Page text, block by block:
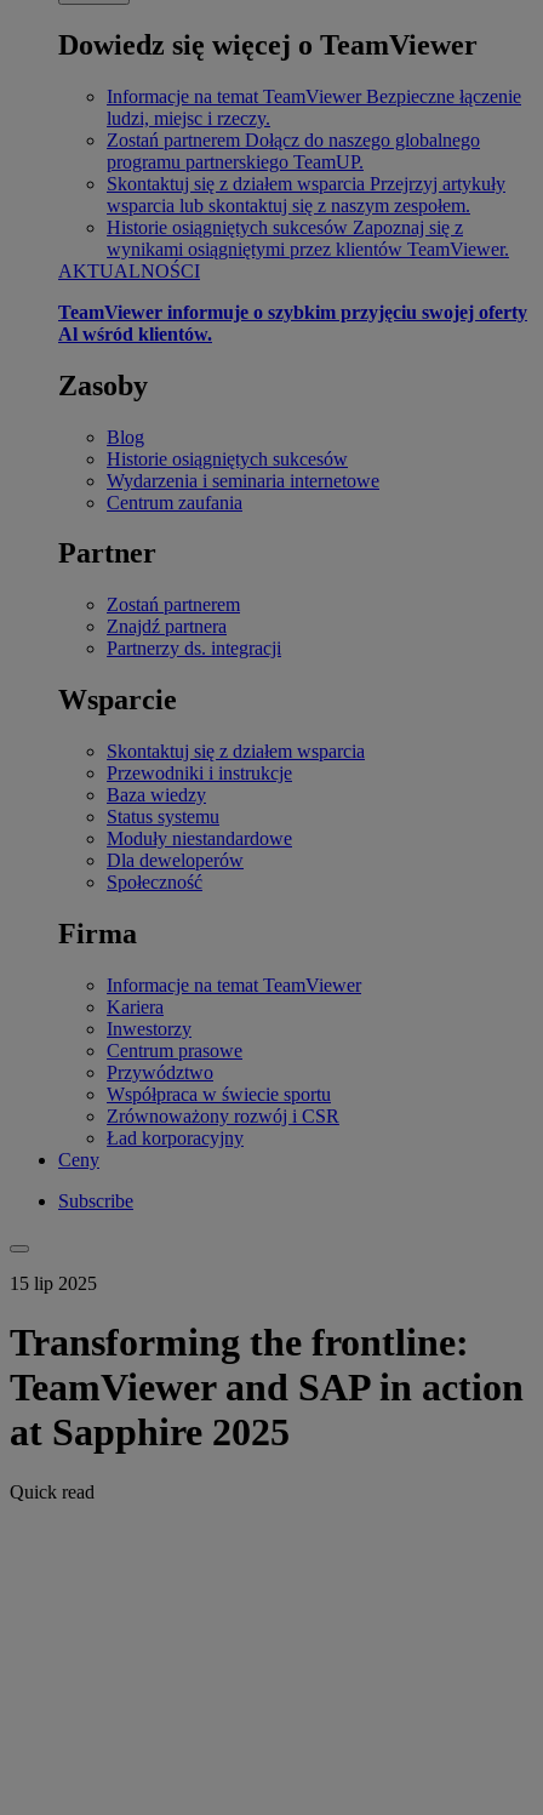
Dowiedz się więcej o TeamViewer
Informacje na temat TeamViewer Bezpieczne łączenie
ludzi, miejsc i rzeczy.
Zostań partnerem Dołącz do naszego globalnego
programu partnerskiego TeamUP.
Skontaktuj się z działem wsparcia Przejrzyj artykuły
wsparcia lub skontaktuj się z naszym zespołem.
Historie osiągniętych sukcesów Zapoznaj się z
wynikami osiągniętymi przez klientów TeamViewer.
AKTUALNOŚCI
TeamViewer informuje o szybkim przyjęciu swojej oferty
Al wśród klientów.
Zasoby
Blog
Historie osiągniętych sukcesów
Wydarzenia i seminaria internetowe
Centrum zaufania
Partner
Zostań partnerem
Znajdź partnera
Partnerzy ds. integracji
Wsparcie
Skontaktuj się z działem wsparcia
Przewodniki i instrukcje
Baza wiedzy
Status systemu
Moduły niestandardowe
Dla deweloperów
Społeczność
Firma
Informacje na temat TeamViewer
Kariera
Inwestorzy
Centrum prasowe
Przywództwo
Współpraca w świecie sportu
Zrównoważony rozwój i CSR
Ład korporacyjny
Ceny
Subscribe
15 lip 2025
Transforming the frontline:
TeamViewer and SAP in action
at Sapphire 2025
Quick read